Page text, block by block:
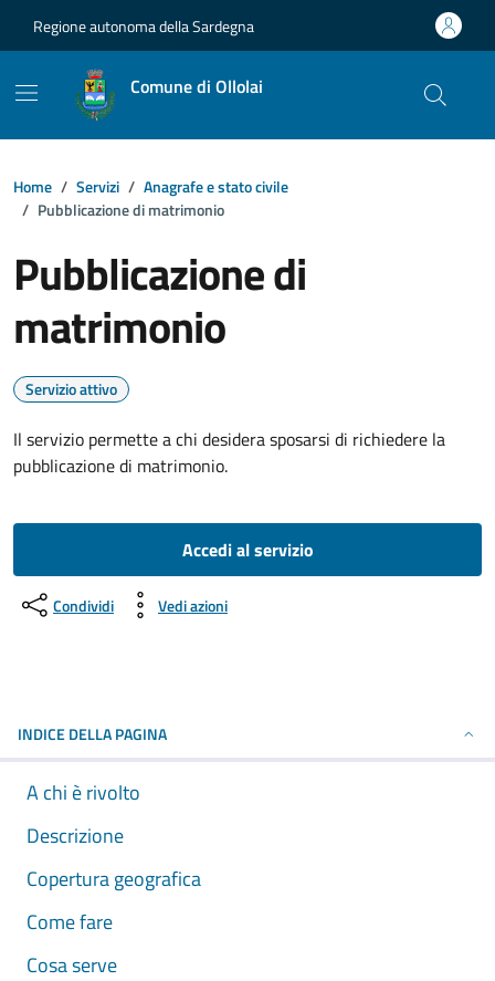
Regione autonoma della Sardegna
Comune di Ollolai
Home Servizi
Anagrafe e stato civile
Pubblicazione di matrimonio
Pubblicazione di
matrimonio
Servizio attivo
Il servizio permette a chi desidera sposarsi di richiedere la
pubblicazione di matrimonio.
Accedi al servizio
Condividi Vedi azioni
INDICE DELLA PAGINA
A chi è rivolto
Descrizione
Copertura geografica
Come fare
Cosa serve